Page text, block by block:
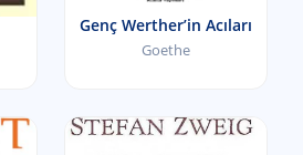
Genç Werther’in Acıları
Goethe